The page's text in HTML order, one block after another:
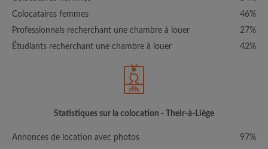
Colocataires femmes
46%
Professionnels recherchant une chambre à louer
27%
Étudiants recherchant une chambre à louer
42%
Statistiques sur la colocation - Their-à-Liège
Annonces de location avec photos
97%